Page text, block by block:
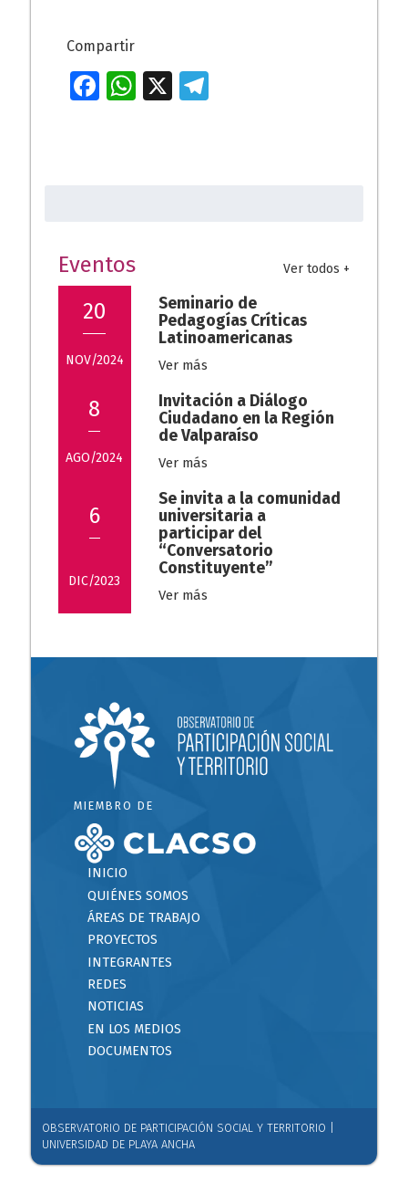
Compartir
Fa
W
p
X
Eventos Ver todos +
20
NOV/2024
Seminario de
Pedagogías Críticas
Latinoamericanas
Ver más
8
AGO/2024
Invitación a Diálogo
Ciudadano en la Región
de Valparaíso
Ver más
6
DIC/2023
Se invita a la comunidad
universitaria a
participar del
“Conversatorio
Constituyente”
Ver más
MIEMBRO DE
INICIO
QUIÉNES SOMOS
ÁREAS DE TRABAJO
PROYECTOS
INTEGRANTES
REDES
NOTICIAS
EN LOS MEDIOS
DOCUMENTOS
OBSERVATORIO DE PARTICIPACIÓN SOCIAL Y TERRITORIO |
UNIVERSIDAD DE PLAYA ANCHA